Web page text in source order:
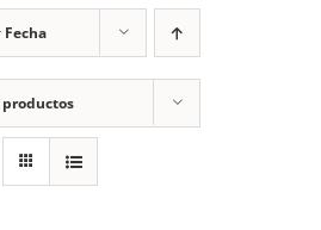
Fecha
productos